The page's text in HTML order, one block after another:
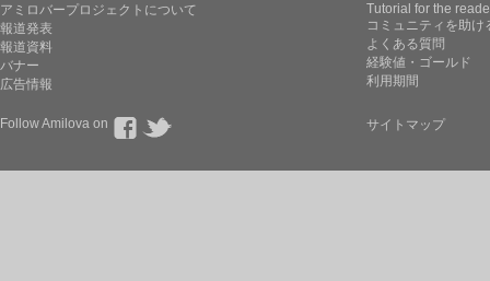
アミロバープロジェクトについて
報道発表
報道資料
バナー
広告情報
Tutorial for the
コミュニティを助け
よくある質問
経験値・ゴールド
利用期間
Follow Amilova on サイトマップ